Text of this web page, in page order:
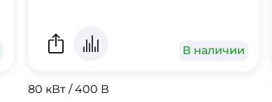
В наличии
80 кВт / 400 В